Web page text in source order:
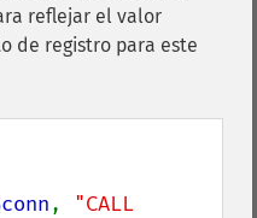
reflejar el valor
de registro para este
, "CALL